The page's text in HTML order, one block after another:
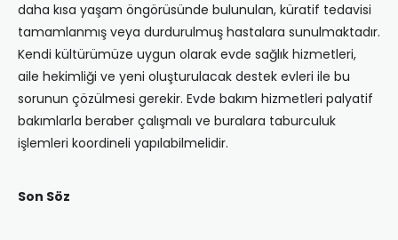
daha kısa yaşam öngörüsünde bulunulan, küratif tedavisi
tamamlanmış veya durdurulmuş hastalara sunulmaktadır.
Kendi kültürümüze uygun olarak evde sağlık hizmetleri,
aile hekimliği ve yeni oluşturulacak destek evleri ile bu
sorunun çözülmesi gerekir. Evde bakım hizmetleri palyatif
bakımlarla beraber çalışmalı ve buralara taburculuk
işlemleri koordineli yapılabilmelidir.
Son Söz